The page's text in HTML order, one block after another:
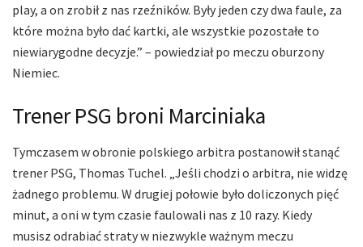
play, a on zrobił z nas rzeźników. Były jeden czy dwa faule, za
które można było dać kartki, ale wszystkie pozostałe to
niewiarygodne decyzje.” – powiedział po meczu oburzony
Niemiec.
Trener PSG broni Marciniaka
Tymczasem w obronie polskiego arbitra postanowił stanąć
trener PSG, Thomas Tuchel. „Jeśli chodzi o arbitra, nie widzę
żadnego problemu. W drugiej połowie było doliczonych pięć
minut, a oni w tym czasie faulowali nas z 10 razy. Kiedy
musisz odrabiać straty w niezwykle ważnym meczu